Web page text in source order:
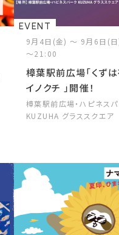
EVENT
9月4日(金) ～ 9月6日(
～21:00
樟葉駅前広場「くず
イノクチ 」開催！
樟葉駅前広場・ハピネス
KUZUHA グラススクエア